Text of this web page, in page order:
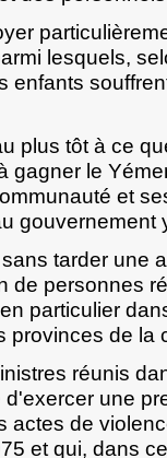
lesquels,
enfants
plus tôt à ce
gagner le
et
gouvernement
tarder une
de personnes
particulier
provinces de la
réunis
une
actes de
et qui, dans